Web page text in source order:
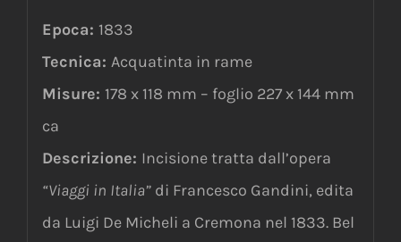
Epoca: 1833
Tecnica: Acquatinta in rame
Misure: 178 x 118 mm – foglio 227 x 144 mm
ca
Descrizione: Incisione tratta dall’opera
“Viaggi in Italia” di Francesco Gandini, edita
da Luigi De Micheli a Cremona nel 1833. Bel